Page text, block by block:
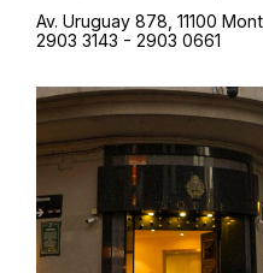
Av. Uruguay 878, 11100
2903 3143 - 2903 0661